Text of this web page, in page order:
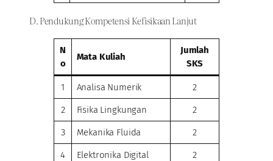
D. Pendukung Kompetensi Kefisikaan Lanjut
N
o
Mata Kuliah
Jumlah
SKS
1 Analisa Numerik 2
2 Fisika Lingkungan 2
3 Mekanika Fluida 2
4 Elektronika Digital 2